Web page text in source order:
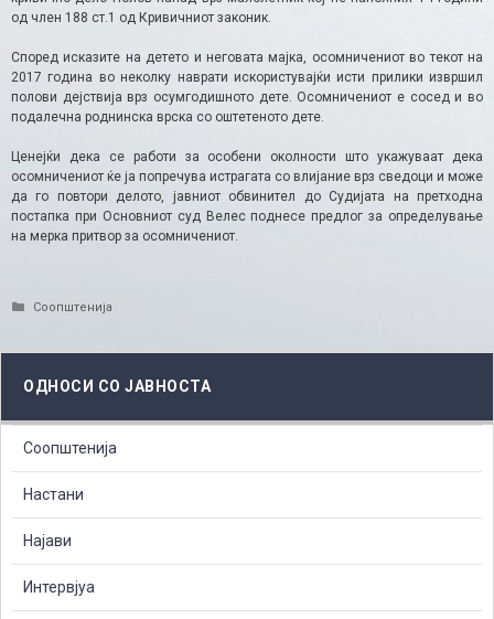
од член 188 ст.1 од Кривичниот законик.
Според исказите на детето и неговата мајка, осомничениот во текот на
2017 година во неколку наврати искористувајќи исти прилики извршил
полови дејствија врз осумгодишното дете. Осомничениот е сосед и во
подалечна роднинска врска со оштетеното дете.
Ценејќи дека се работи за особени околности што укажуваат дека
осомничениот ќе ја попречува истрагата со влијание врз сведоци и може
да го повтори делото, јавниот обвинител до Судијата на претходна
постапка при Основниот суд Велес поднесе предлог за определување
на мерка притвор за осомничениот.
Categories
Соопштенија
ОДНОСИ СО ЈАВНОСТА
Соопштенија
Настани
Најави
Интервјуа